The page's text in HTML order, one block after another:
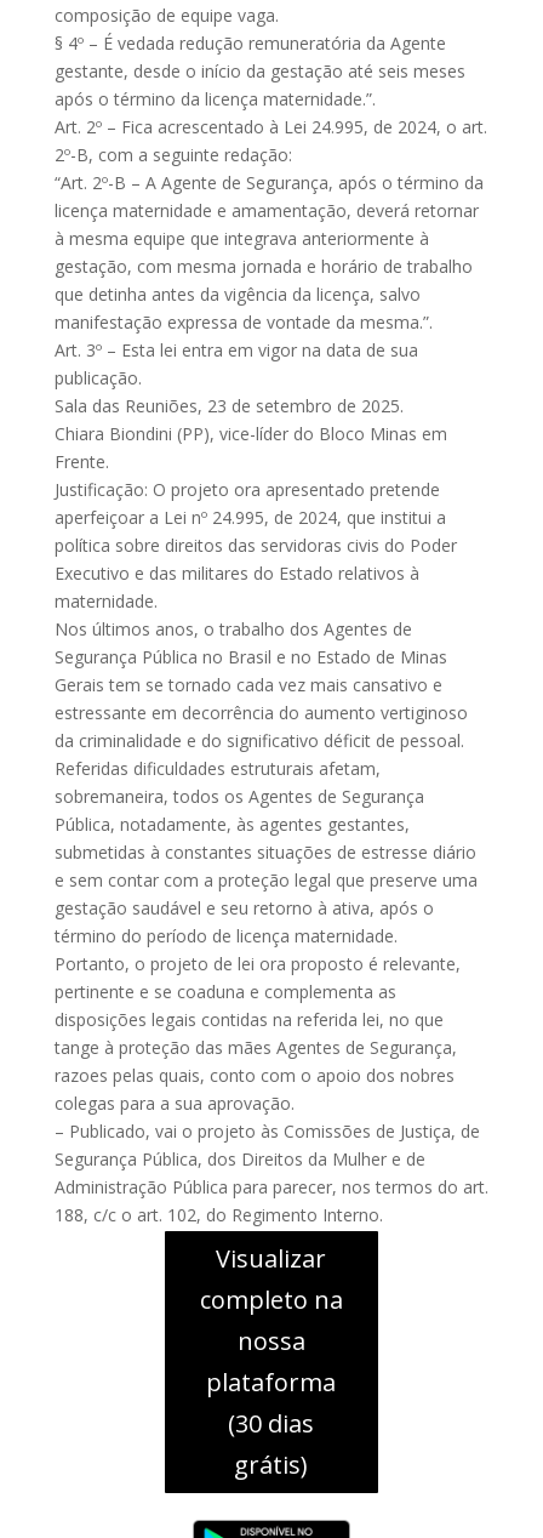
composição de equipe vaga.
§ 4º – É vedada redução remuneratória da Agente
gestante, desde o início da gestação até seis meses
após o término da licença maternidade.”.
Art. 2º – Fica acrescentado à Lei 24.995, de 2024, o art.
2º-B, com a seguinte redação:
“Art. 2º-B – A Agente de Segurança, após o término da
licença maternidade e amamentação, deverá retornar
à mesma equipe que integrava anteriormente à
gestação, com mesma jornada e horário de trabalho
que detinha antes da vigência da licença, salvo
manifestação expressa de vontade da mesma.”.
Art. 3º – Esta lei entra em vigor na data de sua
publicação.
Sala das Reuniões, 23 de setembro de 2025.
Chiara Biondini (PP), vice-líder do Bloco Minas em
Frente.
Justificação: O projeto ora apresentado pretende
aperfeiçoar a Lei nº 24.995, de 2024, que institui a
política sobre direitos das servidoras civis do Poder
Executivo e das militares do Estado relativos à
maternidade.
Nos últimos anos, o trabalho dos Agentes de
Segurança Pública no Brasil e no Estado de Minas
Gerais tem se tornado cada vez mais cansativo e
estressante em decorrência do aumento vertiginoso
da criminalidade e do significativo déficit de pessoal.
Referidas dificuldades estruturais afetam,
sobremaneira, todos os Agentes de Segurança
Pública, notadamente, às agentes gestantes,
submetidas à constantes situações de estresse diário
e sem contar com a proteção legal que preserve uma
gestação saudável e seu retorno à ativa, após o
término do período de licença maternidade.
Portanto, o projeto de lei ora proposto é relevante,
pertinente e se coaduna e complementa as
disposições legais contidas na referida lei, no que
tange à proteção das mães Agentes de Segurança,
razoes pelas quais, conto com o apoio dos nobres
colegas para a sua aprovação.
– Publicado, vai o projeto às Comissões de Justiça, de
Segurança Pública, dos Direitos da Mulher e de
Administração Pública para parecer, nos termos do art.
188, c/c o art. 102, do Regimento Interno.
Visualizar
completo na
nossa
plataforma
(30 dias
grátis)